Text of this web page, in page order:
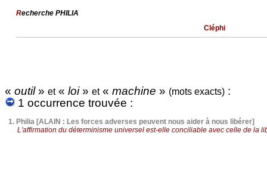
Recherche PHILIA
Cléphi
« outil» et« loi» et« machine » (mots exacts) :
1 occurrence trouvée :
1. Philia [ALAIN : Les forces adverses peuvent nous aider à nous libérer]
L'affirmation du déterminisme universel est-elle conciliable avec celle de la